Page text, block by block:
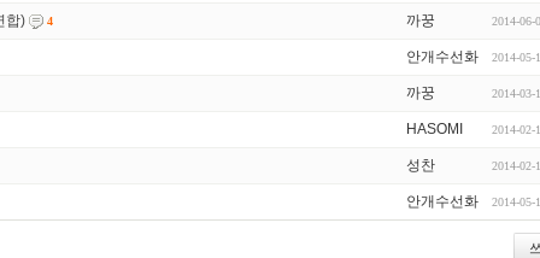
합) 4 까꿍 2014-06-
안개수선화 2014-05-
까꿍 2014-03-
HASOMI 2014-02-
성찬 2014-02-
안개수선화 2014-05-